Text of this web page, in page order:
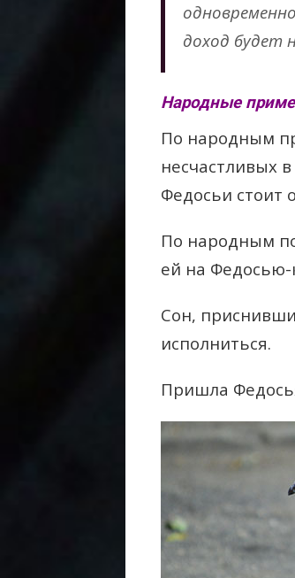
доход будет
Народные
По народным
несчастливых
Федосьи стоит
По народным
ей на Федосью-
Сон,
исполниться.
Пришла